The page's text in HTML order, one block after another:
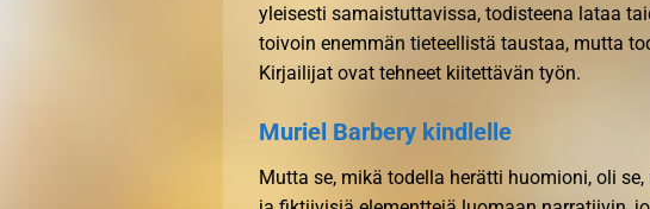
yleisesti samaistuttavissa, todisteena lataa
toivoin enemmän tieteellistä taustaa, mutta
Kirjailijat ovat tehneet kiitettävän työn.
Muriel Barbery kindlelle
Mutta se, mikä todella herätti huomioni, oli